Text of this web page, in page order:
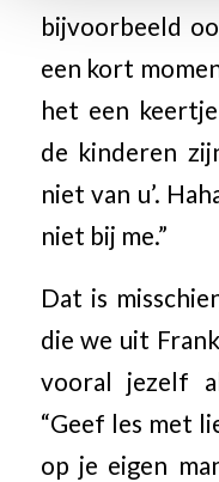
bijvoorbeeld
een kort
het een
de kinderen
niet van u’.
niet bij me.”
Dat is
die we uit
vooral jezelf
“Geef les met
op je eigen